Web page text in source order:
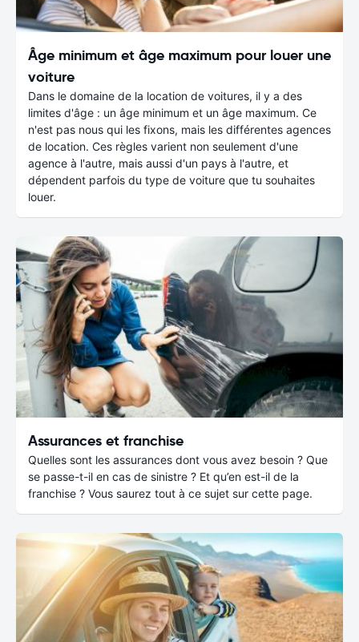
Âge minimum et âge maximum pour louer une
voiture
Dans le domaine de la location de voitures, il y a des
limites d'âge : un âge minimum et un âge maximum. Ce
n'est pas nous qui les fixons, mais les différentes agences
de location. Ces règles varient non seulement d'une
agence à l'autre, mais aussi d'un pays à l'autre, et
dépendent parfois du type de voiture que tu souhaites
louer.
Assurances et franchise
Quelles sont les assurances dont vous avez besoin ? Que
se passe-t-il en cas de sinistre ? Et qu’en est-il de la
franchise ? Vous saurez tout à ce sujet sur cette page.